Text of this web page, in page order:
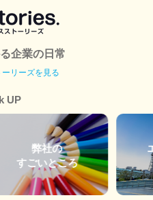
企業の日常
リーズを見る
UP
弊社の
すごいところ